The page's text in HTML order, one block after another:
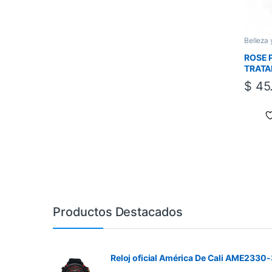
Belleza
ROSE
$
Productos Destacados
Reloj oficial América De Cali